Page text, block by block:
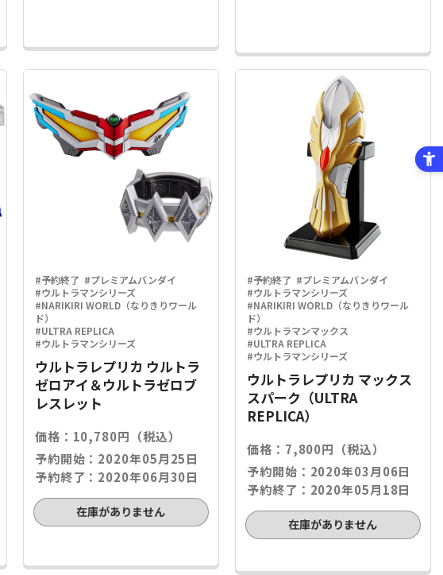
#予約終了 #プレミアムバンダイ
#ウルトラマンシリーズ
#NARIKIRI WORLD（なりきりワール
ド）
#ULTRA REPLICA
#ウルトラマンシリーズ
ウルトラレプリカ ウルトラ
ゼロアイ＆ウルトラゼロブ
レスレット
価格：10,780円（税込）
予約開始：2020年05月25日
予約終了：2020年06月30日
在庫がありません
#予約終了 #プレミアムバンダイ
#ウルトラマンシリーズ
#NARIKIRI WORLD（なりきりワール
ド）
#ウルトラマンマックス
#ULTRA REPLICA
#ウルトラマンシリーズ
ウルトラレプリカ マックス
スパーク（ULTRA
REPLICA）
価格：7,800円（税込）
予約開始：2020年03月06日
予約終了：2020年05月18日
在庫がありません